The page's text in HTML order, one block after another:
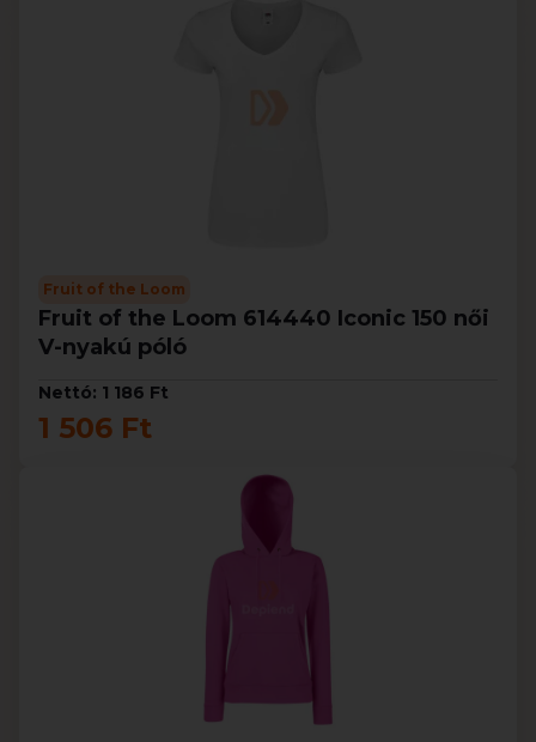
Fruit of the Loom
Fruit of the Loom 614440 Iconic 150 női
V-nyakú póló
Nettó: 1 186 Ft
1 506 Ft